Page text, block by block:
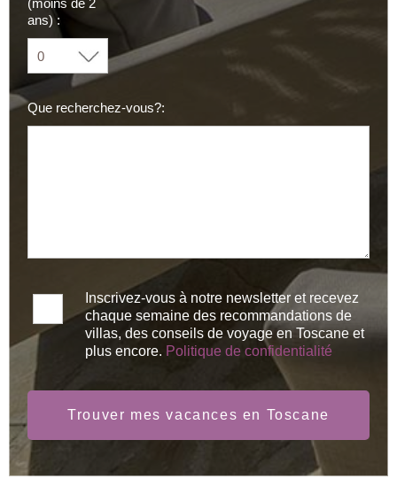
(moins de 2
ans) :
Que recherchez-vous?:
Inscrivez-vous à notre newsletter et recevez
chaque semaine des recommandations de
villas, des conseils de voyage en Toscane et
plus encore. Politique de confidentialité
Trouver mes vacances en Toscane